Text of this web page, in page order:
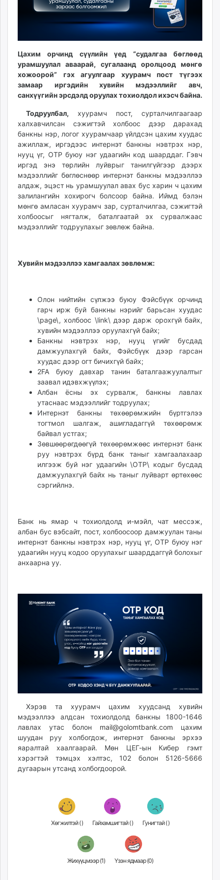
ikon.mn
24tsag.mn
shuud.mn
ergelt.mn
today.mn
zuv.mn
mminfo.mn
ugluu.mn
urlag.mn
unen.mn
asu.mn
shudarga.mn
shuurhai.mn
unuudur.mn
fact.mn
shuum.mn
times.mn
tvmongolia.mn
mass.mn
unegui.mn
assa.mn
toim.mn
paparazzi.mn
unread.today
Цахим орчинд сүүлийн үед “судалгаа бөглөөд
урамшуулал аваарай, сугалаанд оролцоод мөнгө
хожоорой” гэх агуулгаар хуурамч пост түгээх
замаар иргэдийн хувийн мэдээллийг авч,
санхүүгийн эрсдэлд оруулах тохиолдол ихэсч байна.
Тодруулбал, хуурамч пост, сурталчилгаагаар
халхавчилсан сэжигтэй холбоос дээр дарахад
банкны нэр, логог хуурамчаар үйлдсэн цахим хуудас
ажиллаж, иргэдээс интернэт банкны нэвтрэх нэр,
нууц үг, OTP буюу нэг удаагийн код шаарддаг. Гэвч
иргэд энэ төрлийн луйврыг танилгүйгээр дээрх
мэдээллийг бөглөснөөр интернэт банкны мэдээллээ
алдаж, эцэст нь урамшуулал авах бус харин ч цахим
залилангийн хохирогч болсоор байна. Иймд бэлэн
мөнгө амласан хуурамч зар, сурталчилгаа, сэжигтэй
холбоосыг нягталж, баталгаатай эх сурвалжаас
мэдээллийг тодруулахыг зөвлөж байна.
Хувийн мэдээллээ хамгаалах зөвлөмж:
Олон нийтийн сүлжээ буюу Фэйсбүүк орчинд
гарч ирж буй банкны нэрийг барьсан хуудас
\page\, холбоос \link\ дээр дарж орохгүй байх,
хувийн мэдээллээ оруулахгүй байх;
Банкны нэвтрэх нэр, нууц үгийг бусдад
дамжуулахгүй байх, Фэйсбүүк дээр гарсан
хуудас дээр огт бичихгүй байх;
2FA буюу давхар танин баталгаажуулалтыг
заавал идэвхжүүлэх;
Албан ёсны эх сурвалж, банкны лавлах
утаснаас мэдээллийг тодруулах;
Интернэт банкны төхөөрөмжийн бүртгэлээ
тогтмол шалгаж, ашигладаггүй төхөөрөмж
байвал устгах;
Зөвшөөрөгдөөгүй төхөөрөмжөөс интернэт банк
руу нэвтрэх бүрд банк таныг хамгаалахаар
илгээж буй нэг удаагийн \OTP\ кодыг бусдад
дамжуулахгүй байх нь таныг луйварт өртөхөөс
сэргийлнэ.
Банк нь ямар ч тохиолдолд и-мэйл, чат мессэж,
албан бус вэбсайт, пост, холбоосоор дамжуулан таны
интернэт банкны нэвтрэх нэр, нууц үг, OTP буюу нэг
удаагийн нууц кодоо оруулахыг шаарддаггүй болохыг
анхаарна уу.
Хэрэв та хуурамч цахим хуудсанд хувийн
мэдээллээ алдсан тохиолдолд банкны 1800-1646
лавлах утас болон mail@golomtbank.com
цахим
шуудан руу холбогдож, интернэт банкны эрхээ
яаралтай хаалгаарай. Мөн ЦЕГ-ын Кибер гэмт
хэрэгтэй тэмцэх хэлтэс, 102 болон 5126-5666
дугаарын утсанд холбогдоорой.
Хөгжилтэй () Гайхамшигтай () Гунигтай ()
Жихүүцмээр (1) Үзэн ядмаар (0)